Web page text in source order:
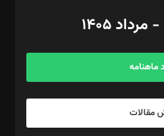
ماهنامه
مقالات